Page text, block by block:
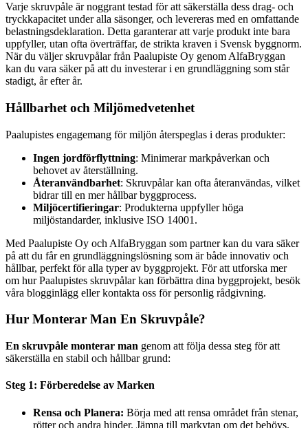
Varje skruvpåle är noggrant testad för att säkerställa dess drag- och
tryckkapacitet under alla säsonger, och levereras med en omfattande
belastningsdeklaration. Detta garanterar att varje produkt inte bara
uppfyller, utan ofta överträffar, de strikta kraven i Svensk byggnorm.
När du väljer skruvpålar från Paalupiste Oy genom AlfaBryggan
kan du vara säker på att du investerar i en grundläggning som står
stadigt, år efter år.
Hållbarhet och Miljömedvetenhet
Paalupistes engagemang för miljön återspeglas i deras produkter:
Ingen jordförflyttning: Minimerar markpåverkan och
behovet av återställning.
Återanvändbarhet: Skruvpålar kan ofta återanvändas, vilket
bidrar till en mer hållbar byggprocess.
Miljöcertifieringar: Produkterna uppfyller höga
miljöstandarder, inklusive ISO 14001.
Med Paalupiste Oy och AlfaBryggan som partner kan du vara säker
på att du får en grundläggningslösning som är både innovativ och
hållbar, perfekt för alla typer av byggprojekt. För att utforska mer
om hur Paalupistes skruvpålar kan förbättra dina byggprojekt, besök
våra blogginlägg eller kontakta oss för personlig rådgivning.
Hur Monterar Man En Skruvpåle?
En skruvpåle monterar man genom att följa dessa steg för att
säkerställa en stabil och hållbar grund:
Steg 1: Förberedelse av Marken
Rensa och Planera: Börja med att rensa området från stenar,
rötter och andra hinder. Jämna till markytan om det behövs.